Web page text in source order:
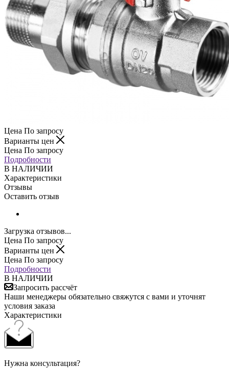
Цена По запросу
Варианты цен
Цена По запросу
Подробности
В НАЛИЧИИ
Характеристики
Отзывы
Оставить отзыв
Загрузка отзывов...
Цена По запросу
Варианты цен
Цена По запросу
Подробности
В НАЛИЧИИ
Запросить рассчёт
Наши менеджеры обязательно свяжутся с вами и уточнят
условия заказа
Характеристики
Нужна консультация?